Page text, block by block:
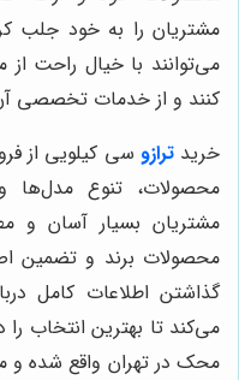
مشتریان را به خود جلب
می‌توانند با خیال راحت
کنند و از خدمات تخصصی
خرید ترازو سی کیلویی از
محصولات، تنوع
مشتریان بسیار آسان و
محصولات برند و تضمین
گذاشتن اطلاعات کامل
می‌کند تا بهترین انتخاب
محک در تهران واقع شده و